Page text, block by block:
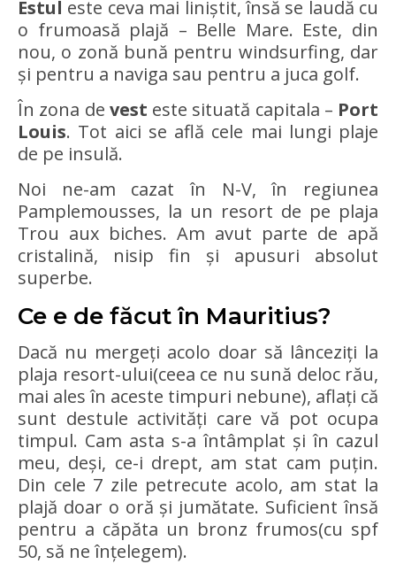
Estul este ceva mai liniștit, însă se laudă cu
o frumoasă plajă – Belle Mare. Este, din
nou, o zonă bună pentru windsurfing, dar
și pentru a naviga sau pentru a juca golf.
În zona de vest este situată capitala – Port
Louis. Tot aici se află cele mai lungi plaje
de pe insulă.
Noi ne-am cazat în N-V, în regiunea
Pamplemousses, la un resort de pe plaja
Trou aux biches. Am avut parte de apă
cristalină, nisip fin și apusuri absolut
superbe.
Ce e de făcut în Mauritius?
Dacă nu mergeți acolo doar să lânceziți la
plaja resort-ului(ceea ce nu sună deloc rău,
mai ales în aceste timpuri nebune), aflați că
sunt destule activități care vă pot ocupa
timpul. Cam asta s-a întâmplat și în cazul
meu, deși, ce-i drept, am stat cam puțin.
Din cele 7 zile petrecute acolo, am stat la
plajă doar o oră și jumătate. Suficient însă
pentru a căpăta un bronz frumos(cu spf
50, să ne înțelegem).